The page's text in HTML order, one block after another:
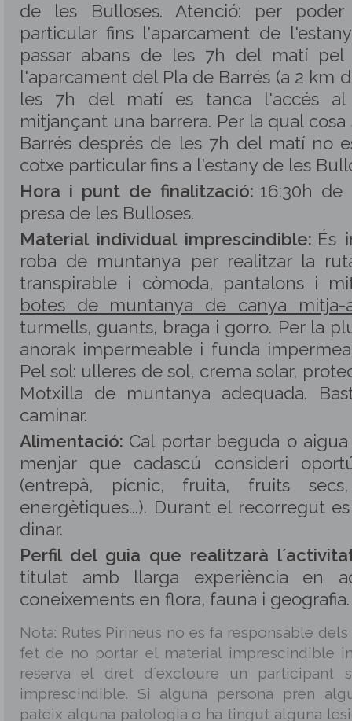
de les Bulloses. Atenció: per
particular fins l'aparcament de
passar abans de les 7h del matí
l'aparcament del Pla de Barrés (a 2 km
les 7h del matí es tanca l'accés al
mitjançant una barrera. Per la qual cosa
Barrés després de les 7h del matí no
cotxe particular fins a l'estany de les
Hora i punt de finalització: 16:30h de
presa de les Bulloses.
Material individual imprescindible: És
roba de muntanya per realitzar la
transpirable i còmoda, pantalons i
botes de muntanya de canya mitja-
turmells, guants, braga i gorro. Per la
anorak impermeable i funda
Pel sol: ulleres de sol, crema solar,
Motxilla de muntanya adequada.
caminar.
Alimentació: Cal portar beguda o
menjar que cadascú consideri
(entrepà, pí­cnic, fruita, fruits
energètiques...). Durant el recorregut
dinar.
Perfil del guia que realitzarà
titulat amb llarga experiència en
coneixements en flora, fauna i geografia.
Nota: Rutes Pirineus no es fa responsable
fet de no portar el material imprescindible
reserva el dret d´excloure un
imprescindible. Si alguna persona pren
pateix alguna patologia o ha tingut alguna